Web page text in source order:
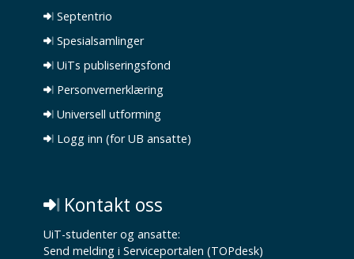
Septentrio
Spesialsamlinger
UiTs publiseringsfond
Personvernerklæring
Universell utforming
Logg inn (for UB ansatte)
Kontakt oss
UiT-studenter og ansatte:
Send melding i Serviceportalen (TOPdesk)